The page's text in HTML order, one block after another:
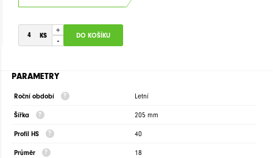
+
-
PARAMETRY
Roční období Letní
Šířka 205 mm
Profil HS 40
Průměr 18